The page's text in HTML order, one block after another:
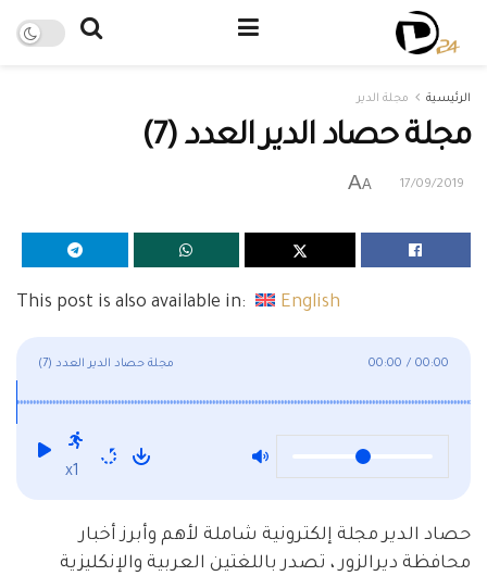
الرئيسية مجلة الدير
مجلة حصاد الدير العدد (7)
17/09/2019
A
A
This post is also available in: English
مجلة حصاد الدير العدد (7) 00:00 / 00:00
x1
حصاد الدير مجلة إلكترونية شاملة لأهم وأبرز أخبار
محافظة ديرالزور ، تصدر باللغتين العربية والإنكليزية